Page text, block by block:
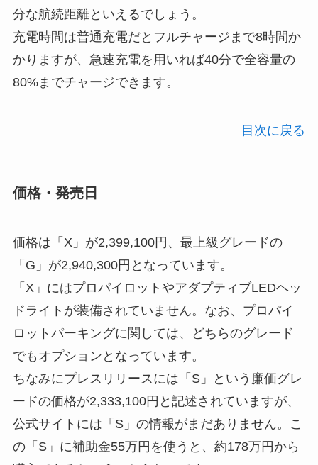
分な航続距離といえるでしょう。
充電時間は普通充電だとフルチャージまで8時間か
かりますが、急速充電を用いれば40分で全容量の
80%までチャージできます。
目次に戻る
価格・発売日
価格は「X」が2,399,100円、最上級グレードの
「G」が2,940,300円となっています。
「X」にはプロパイロットやアダプティブLEDヘッ
ドライトが装備されていません。なお、プロパイ
ロットパーキングに関しては、どちらのグレード
でもオプションとなっています。
ちなみにプレスリリースには「S」という廉価グレ
ードの価格が2,333,100円と記述されていますが、
公式サイトには「S」の情報がまだありません。こ
の「S」に補助金55万円を使うと、約178万円から